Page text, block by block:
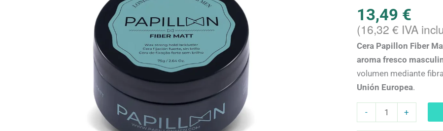
13,49 €
(16,32€ IVA
Cera Papillon Fiber
aroma fresco
volumen mediante
Unión Europea.
-
Efecto
Mate
Fijación
Fuerte
la
+